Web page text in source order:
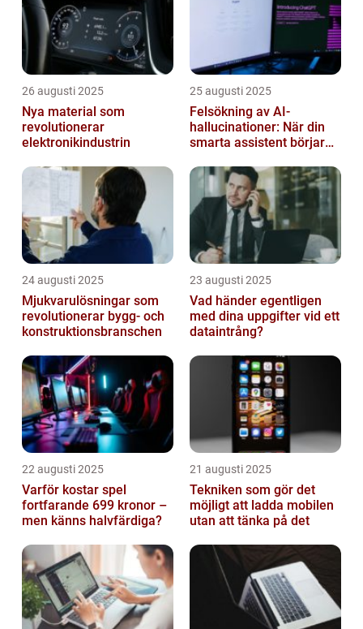
26 augusti 2025
Nya material som
revolutionerar
elektronikindustrin
25 augusti 2025
Felsökning av AI-
hallucinationer: När din
smarta assistent börjar
24 augusti 2025
Mjukvarulösningar som
revolutionerar bygg- och
konstruktionsbranschen
23 augusti 2025
Vad händer egentligen
med dina uppgifter vid ett
dataintrång?
22 augusti 2025
Varför kostar spel
fortfarande 699 kronor –
men känns halvfärdiga?
21 augusti 2025
Tekniken som gör det
möjligt att ladda mobilen
utan att tänka på det